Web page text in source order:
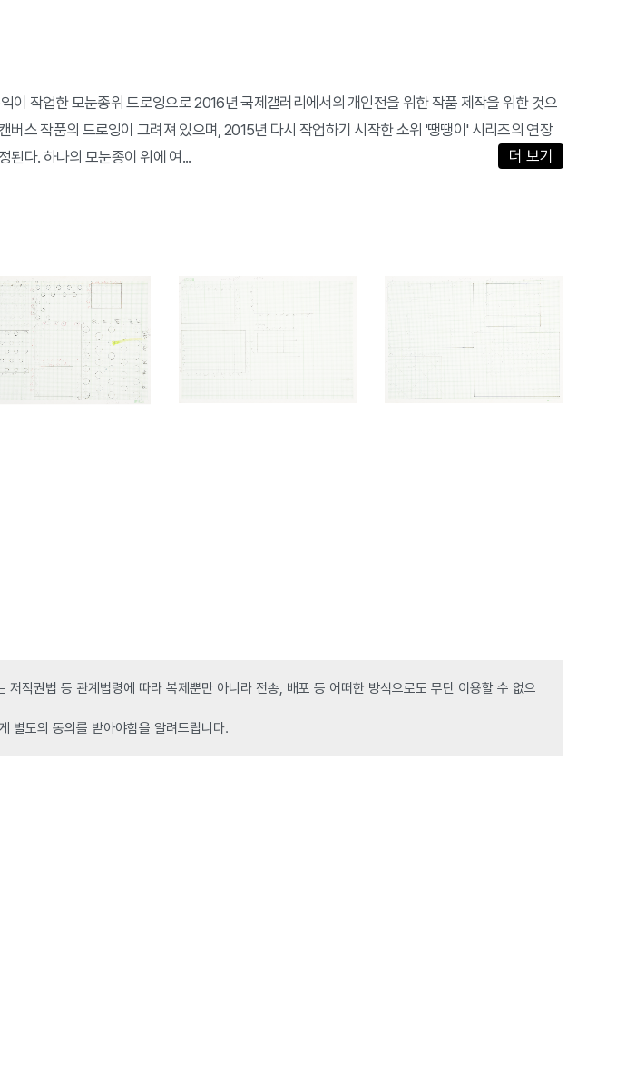
이 작업한 모눈종위 드로잉으로 2016년 국제갤러리에서의 개인전을 위한 작품 제작을 위한 것으
버스 작품의 드로잉이 그려져 있으며, 2015년 다시 작업하기 시작한 소위 '땡땡이' 시리즈의 연장
된다. 하나의 모눈종이 위에 여...
더 보기
저작권법 등 관계법령에 따라 복제뿐만 아니라 전송, 배포 등 어떠한 방식으로도 무단 이용할 수 없으
별도의 동의를 받아야함을 알려드립니다.